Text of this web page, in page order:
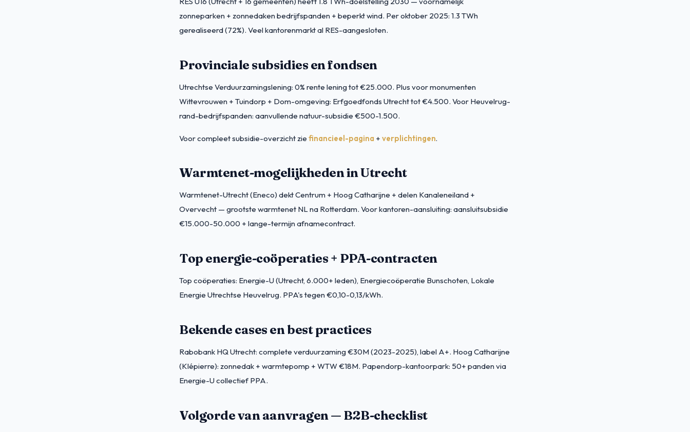
zonneparken + zonnedaken bedrijfspanden + beperkt wind. Per oktober 2025: 1.3 TWh
gerealiseerd (72%). Veel kantorenmarkt al RES-aangesloten.
Provinciale subsidies en fondsen
Utrechtse Verduurzamingslening: 0% rente lening tot €25.000. Plus voor monumenten
Wittevrouwen + Tuindorp + Dom-omgeving: Erfgoedfonds Utrecht tot €4.500. Voor Heuvelrug-
rand-bedrijfspanden: aanvullende natuur-subsidie €500-1.500.
Voor compleet subsidie-overzicht ziefinancieel-pagina +verplichtingen.
Warmtenet-mogelijkheden in Utrecht
Warmtenet-Utrecht (Eneco) dekt Centrum + Hoog Catharijne + delen Kanaleneiland +
Overvecht — grootste warmtenet NL na Rotterdam. Voor kantoren-aansluiting: aansluitsubsidie
€15.000-50.000 + lange-termijn afnamecontract.
Top energie-coöperaties + PPA-contracten
Top coöperaties: Energie-U (Utrecht, 6.000+ leden), Energiecoöperatie Bunschoten, Lokale
Energie Utrechtse Heuvelrug. PPA's tegen €0,10-0,13/kWh.
Bekende cases en best practices
Rabobank HQ Utrecht: complete verduurzaming €30M (2023-2025), label A+. Hoog Catharijne
(Klépierre): zonnedak + warmtepomp + WTW €18M. Papendorp-kantoorpark: 50+ panden via
Energie-U collectief PPA.
Volgorde van aanvragen — B2B-checklist